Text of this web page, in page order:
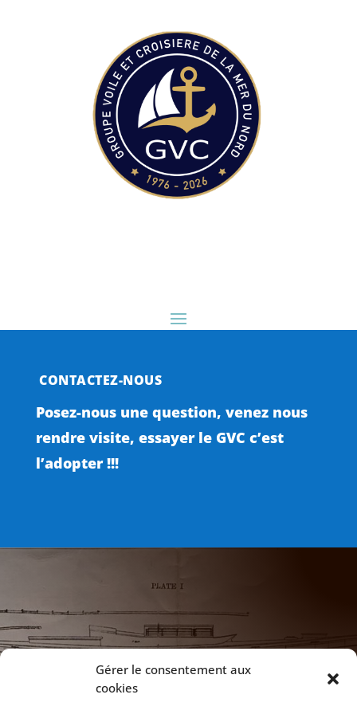
Gérer le consentement aux
cookies
CONTACTEZ-NOUS
Posez-nous une question, venez nous
rendre visite, essayer le GVC c’est
l’adopter !!!
NOTRE ADRESSE
172 Chaussée de Vilvoorde